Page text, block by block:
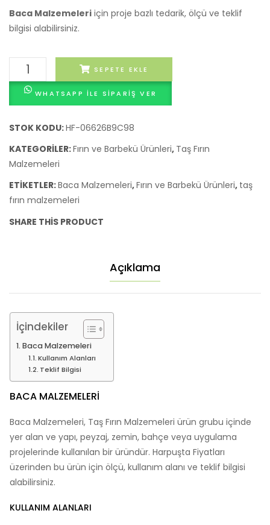
Baca Malzemeleri için proje bazlı tedarik, ölçü ve teklif
bilgisi alabilirsiniz.
Baca
Malzemeleri
adet
SEPETE EKLE
WHATSAPP ILE SIPARIŞ VER
STOK KODU:HF-06626B9C98
KATEGORILER:Fırın ve Barbekü Ürünleri, Taş Fırın
Malzemeleri
ETIKETLER:Baca Malzemeleri,Fırın ve Barbekü Ürünleri, taş
fırın malzemeleri
SHARE THIS PRODUCT
Açıklama
İçindekiler
Baca Malzemeleri
Kullanım Alanları
Teklif Bilgisi
BACA MALZEMELERI
Baca Malzemeleri, Taş Fırın Malzemeleri ürün grubu içinde
yer alan ve yapı, peyzaj, zemin, bahçe veya uygulama
projelerinde kullanılan bir üründür. Harpuşta Fiyatları
üzerinden bu ürün için ölçü, kullanım alanı ve teklif bilgisi
alabilirsiniz.
KULLANIM ALANLARI